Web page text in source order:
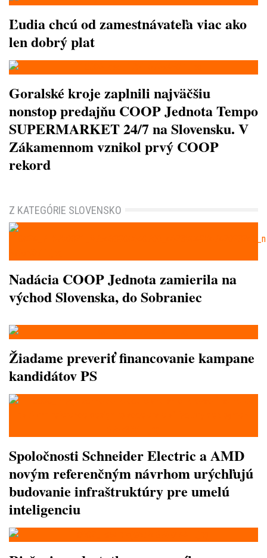
Ľudia chcú od zamestnávateľa viac ako
len dobrý plat
Goralské kroje zaplnili najväčšiu
nonstop predajňu COOP Jednota Tempo
SUPERMARKET 24/7 na Slovensku. V
Zákamennom vznikol prvý COOP
rekord
Z KATEGÓRIE SLOVENSKO
Nadácia COOP Jednota zamierila na
východ Slovenska, do Sobraniec
Žiadame preveriť financovanie kampane
kandidátov PS
Spoločnosti Schneider Electric a AMD
novým referenčným návrhom urýchľujú
budovanie infraštruktúry pre umelú
inteligenciu